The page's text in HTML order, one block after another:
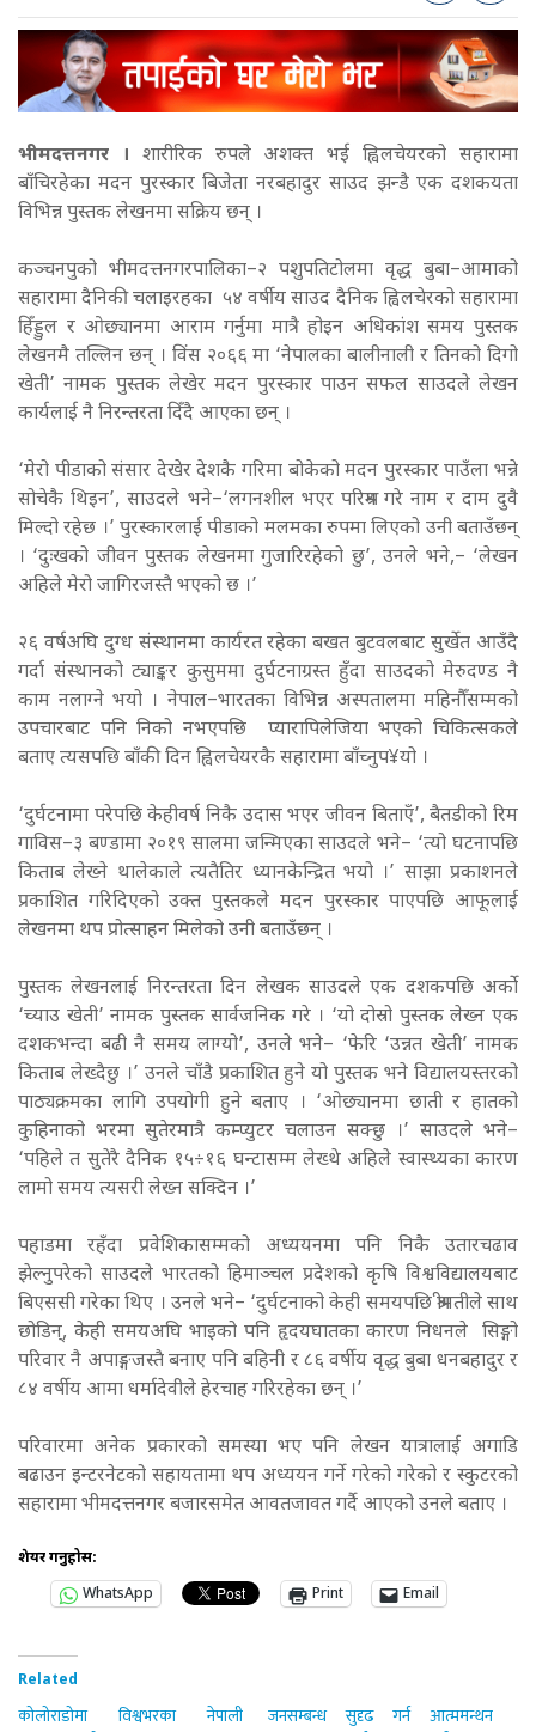
भीमदत्तनगर । शारीरिक रुपले अशक्त भई ह्विलचेयरको सहारामा
बाँचिरहेका मदन पुरस्कार बिजेता नरबहादुर साउद झन्डै एक दशकयता
विभिन्न पुस्तक लेखनमा सक्रिय छन् ।
कञ्चनपुको भीमदत्तनगरपालिका–२ पशुपतिटोलमा वृद्ध बुबा–आमाको
सहारामा दैनिकी चलाइरहका ५४ वर्षीय साउद दैनिक ह्विलचेरको सहारामा
हिँड्डुल र ओछ्यानमा आराम गर्नुमा मात्रै होइन अधिकांश समय पुस्तक
लेखनमै तल्लिन छन् । विंस २०६६ मा ‘नेपालका बालीनाली र तिनको दिगो
खेती’ नामक पुस्तक लेखेर मदन पुरस्कार पाउन सफल साउदले लेखन
कार्यलाई नै निरन्तरता दिँदै आएका छन् ।
‘मेरो पीडाको संसार देखेर देशकै गरिमा बोकेको मदन पुरस्कार पाउँला भन्ने
सोचेकै थिइन’, साउदले भने–‘लगनशील भएर परिश्रम गरे नाम र दाम दुवै
मिल्दो रहेछ ।’ पुरस्कारलाई पीडाको मलमका रुपमा लिएको उनी बताउँछन्
। ‘दुःखको जीवन पुस्तक लेखनमा गुजारिरहेको छु’, उनले भने,– ‘लेखन
अहिले मेरो जागिरजस्तै भएको छ ।’
२६ वर्षअघि दुग्ध संस्थानमा कार्यरत रहेका बखत बुटवलबाट सुर्खेत आउँदै
गर्दा संस्थानको ट्याङ्कर कुसुममा दुर्घटनाग्रस्त हुँदा साउदको मेरुदण्ड नै
काम नलाग्ने भयो । नेपाल–भारतका विभिन्न अस्पतालमा महिनौँसम्मको
उपचारबाट पनि निको नभएपछि प्यारापिलेजिया भएको चिकित्सकले
बताए त्यसपछि बाँकी दिन ह्विलचेयरकै सहारामा बाँच्नुप¥यो ।
‘दुर्घटनामा परेपछि केहीवर्ष निकै उदास भएर जीवन बिताएँ’, बैतडीको रिम
गाविस–३ बण्डामा २०१९ सालमा जन्मिएका साउदले भने– ‘त्यो घटनापछि
किताब लेख्ने थालेकाले त्यतैतिर ध्यानकेन्द्रित भयो ।’ साझा प्रकाशनले
प्रकाशित गरिदिएको उक्त पुस्तकले मदन पुरस्कार पाएपछि आफूलाई
लेखनमा थप प्रोत्साहन मिलेको उनी बताउँछन् ।
पुस्तक लेखनलाई निरन्तरता दिन लेखक साउदले एक दशकपछि अर्को
‘च्याउ खेती’ नामक पुस्तक सार्वजनिक गरे । ‘यो दोस्रो पुस्तक लेख्न एक
दशकभन्दा बढी नै समय लाग्यो’, उनले भने– ‘फेरि ‘उन्नत खेती’ नामक
किताब लेख्दैछु ।’ उनले चाँडै प्रकाशित हुने यो पुस्तक भने विद्यालयस्तरको
पाठ्यक्रमका लागि उपयोगी हुने बताए । ‘ओछ्यानमा छाती र हातको
कुहिनाको भरमा सुतेरमात्रै कम्प्युटर चलाउन सक्छु ।’ साउदले भने–
‘पहिले त सुतेरै दैनिक १५÷१६ घन्टासम्म लेख्थे अहिले स्वास्थ्यका कारण
लामो समय त्यसरी लेख्न सक्दिन ।’
पहाडमा रहँदा प्रवेशिकासम्मको अध्ययनमा पनि निकै उतारचढाव
झेल्नुपरेको साउदले भारतको हिमाञ्चल प्रदेशको कृषि विश्वविद्यालयबाट
बिएससी गरेका थिए । उनले भने– ‘दुर्घटनाको केही समयपछि श्रीमतीले साथ
छोडिन्, केही समयअघि भाइको पनि हृदयघातका कारण निधनले सिङ्गो
परिवार नै अपाङ्गजस्तै बनाए पनि बहिनी र ८६ वर्षीय वृद्ध बुबा धनबहादुर र
८४ वर्षीय आमा धर्मादेवीले हेरचाह गरिरहेका छन् ।’
परिवारमा अनेक प्रकारको समस्या भए पनि लेखन यात्रालाई अगाडि
बढाउन इन्टरनेटको सहायतामा थप अध्ययन गर्ने गरेको गरेको र स्कुटरको
सहारामा भीमदत्तनगर बजारसमेत आवतजावत गर्दै आएको उनले बताए ।
शेयर गर्नुहोस:
WhatsApp
Print Email
Related
कोलोराडोमा विश्वभरका नेपाली
जनसम्बन्ध सुदृढ गर्न आत्ममन्थन